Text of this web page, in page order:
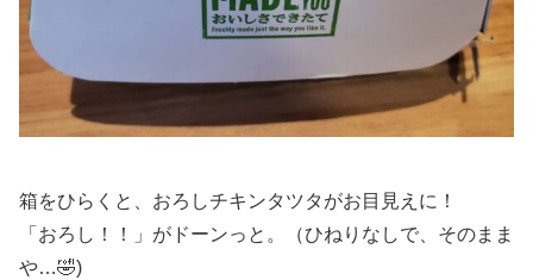
箱をひらくと、おろしチキンタツタがお目見えに！
「おろし！！」がドーンっと。（ひねりなしで、そのまま
や…🤣)